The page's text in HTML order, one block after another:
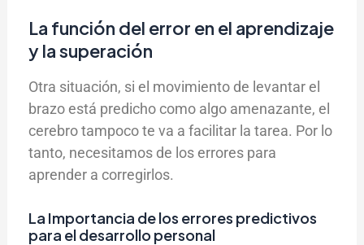
La función del error en el aprendizaje
y la superación
Otra situación, si el movimiento de levantar el
brazo está predicho como algo amenazante, el
cerebro tampoco te va a facilitar la tarea. Por lo
tanto, necesitamos de los errores para
aprender a corregirlos.
La Importancia de los errores predictivos
para el desarrollo personal